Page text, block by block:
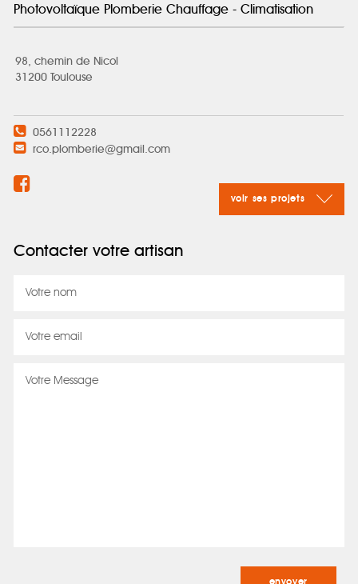
Photovoltaïque Plomberie Chauffage - Climatisation
98, chemin de Nicol
31200 Toulouse
0561112228
rco.plomberie@gmail.com
voir ses projets
Contacter votre artisan